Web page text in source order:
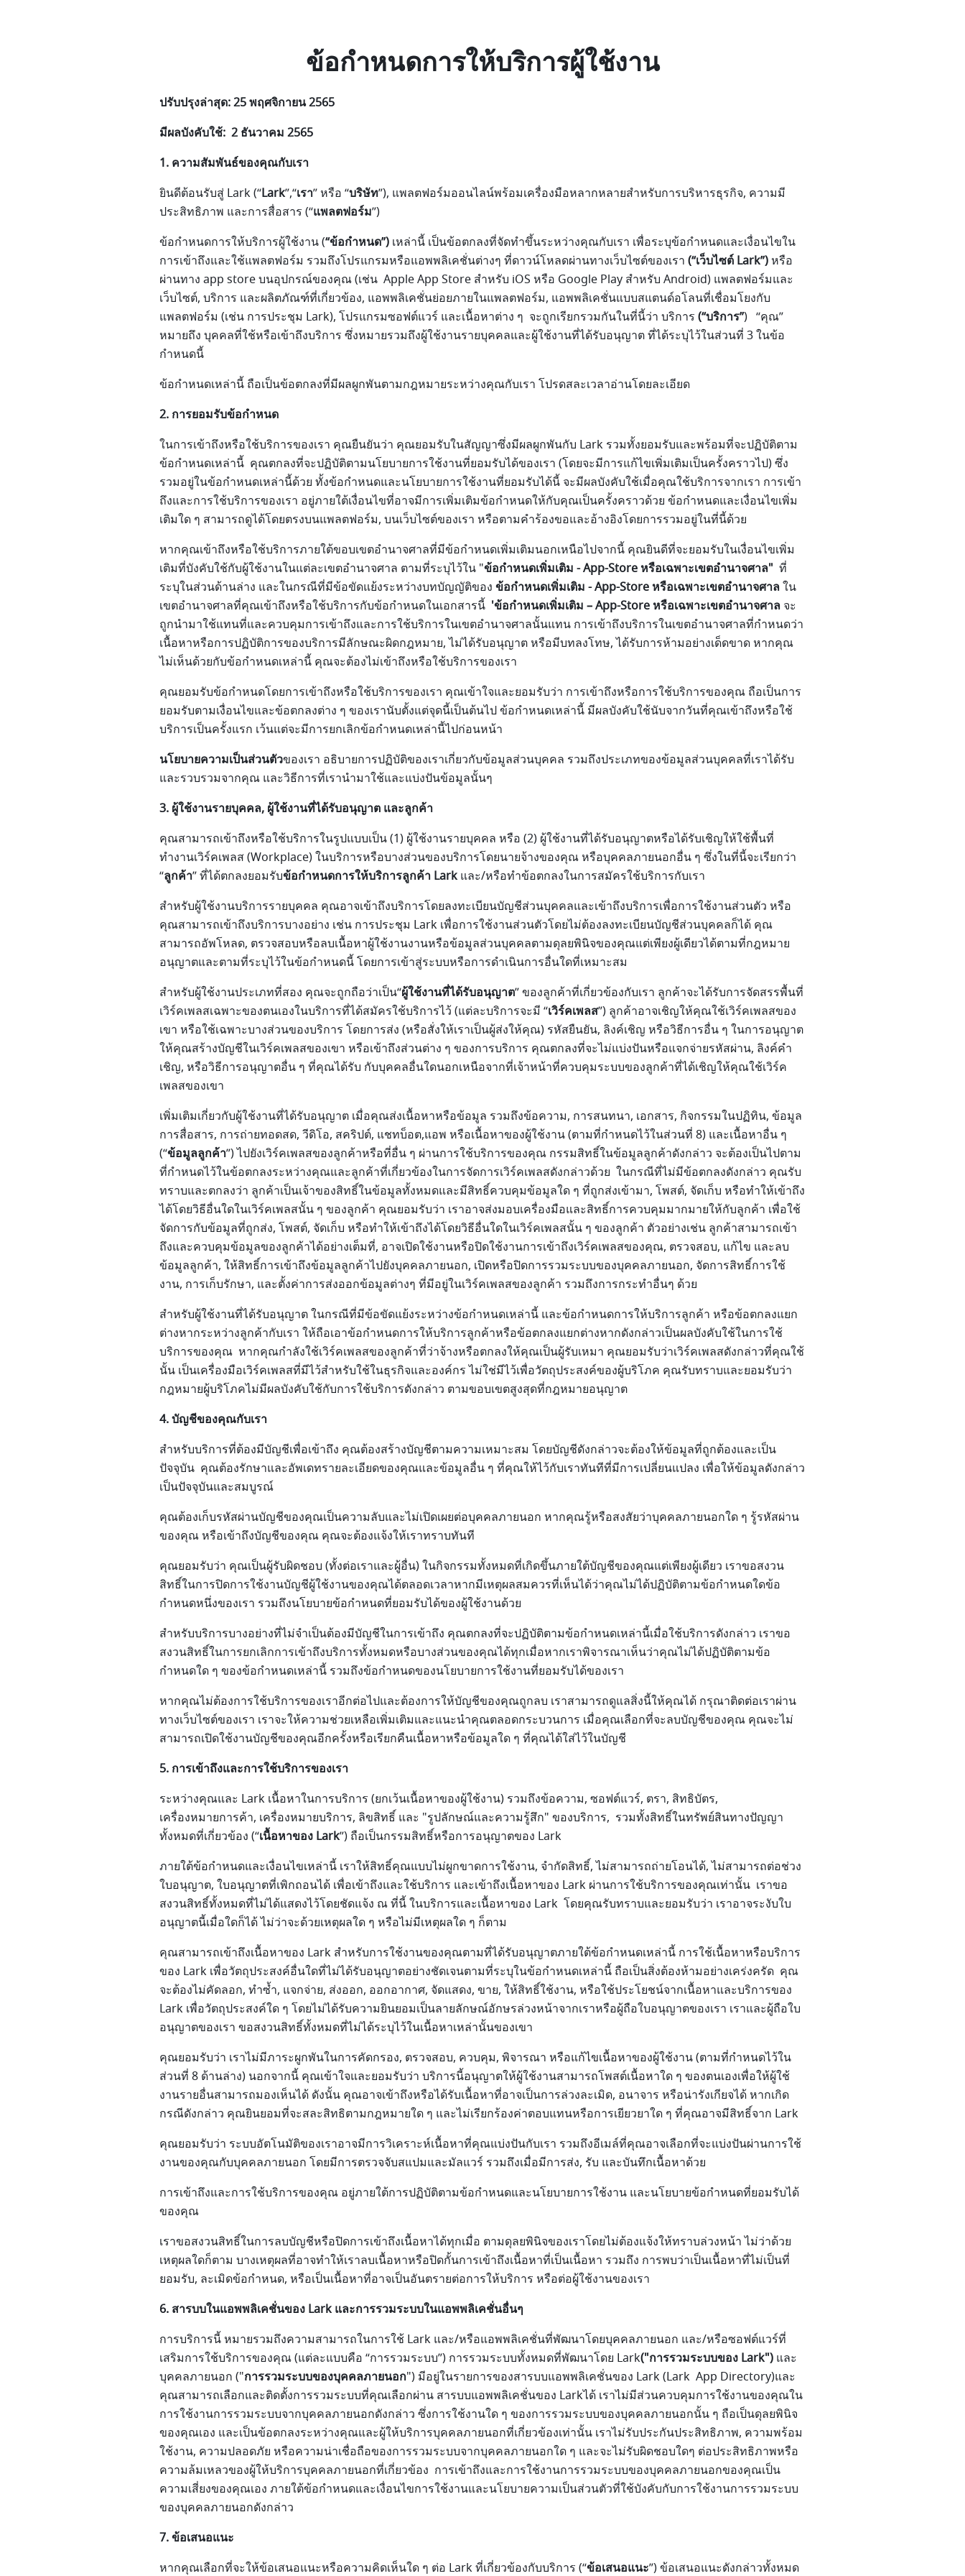
ข้อกำหนดการให้บริการผู้ใช้งาน
ปรับปรุงล่าสุด:25 พฤศจิกายน 2565
มีผลบังคับใช้: 2 ธันวาคม 2565
1. ความสัมพันธ์ของคุณกับเรา
ยินดีต้อนรับสู่ Lark (“Lark”,“เรา” หรือ “บริษัท”), แพลตฟอร์มออนไลน์พร้อมเครื่องมือหลากหลายสำหรับการบริหารธุรกิจ, ความมี
ประสิทธิภาพ และการสื่อสาร (“แพลตฟอร์ม”)
ข้อกำหนดการให้บริการผู้ใช้งาน (“ข้อกำหนด”) เหล่านี้ เป็นข้อตกลงที่จัดทำขึ้นระหว่างคุณกับเรา เพื่อระบุข้อกำหนดและเงื่อนไขใน
การเข้าถึงและใช้แพลตฟอร์ม รวมถึงโปรแกรมหรือแอพพลิเคชั่นต่างๆ ที่ดาวน์โหลดผ่านทางเว็บไซต์ของเรา (“เว็บไซต์ Lark”)หรือ
ผ่านทาง app store บนอุปกรณ์ของคุณ (เช่น Apple App Store สำหรับ iOS หรือ Google Play สำหรับ Android) แพลตฟอร์มและ
เว็บไซต์, บริการ และผลิตภัณฑ์ที่เกี่ยวข้อง, แอพพลิเคชั่นย่อยภายในแพลตฟอร์ม, แอพพลิเคชั่นแบบสแตนด์อโลนที่เชื่อมโยงกับ
แพลตฟอร์ม (เช่น การประชุม Lark), โปรแกรมซอฟต์แวร์ และเนื้อหาต่าง ๆ จะถูกเรียกรวมกันในที่นี้ว่า บริการ (“บริการ”) “คุณ”
หมายถึง บุคคลที่ใช้หรือเข้าถึงบริการ ซึ่งหมายรวมถึงผู้ใช้งานรายบุคคลและผู้ใช้งานที่ได้รับอนุญาต ที่ได้ระบุไว้ในส่วนที่ 3 ในข้อ
กำหนดนี้
ข้อกำหนดเหล่านี้ ถือเป็นข้อตกลงที่มีผลผูกพันตามกฎหมายระหว่างคุณกับเรา โปรดสละเวลาอ่านโดยละเอียด
2. การยอมรับข้อกำหนด
ในการเข้าถึงหรือใช้บริการของเรา คุณยืนยันว่า คุณยอมรับในสัญญาซึ่งมีผลผูกพันกับ Lark รวมทั้งยอมรับและพร้อมที่จะปฏิบัติตาม
ข้อกำหนดเหล่านี้ คุณตกลงที่จะปฏิบัติตามนโยบายการใช้งานที่ยอมรับได้ของเรา (โดยจะมีการแก้ไขเพิ่มเติมเป็นครั้งคราวไป) ซึ่ง
รวมอยู่ในข้อกำหนดเหล่านี้ด้วย ทั้งข้อกำหนดและนโยบายการใช้งานที่ยอมรับได้นี้ จะมีผลบังคับใช้เมื่อคุณใช้บริการจากเรา การเข้า
ถึงและการใช้บริการของเรา อยู่ภายใต้เงื่อนไขที่อาจมีการเพิ่มเติมข้อกำหนดให้กับคุณเป็นครั้งคราวด้วย ข้อกำหนดและเงื่อนไขเพิ่ม
เติมใด ๆ สามารถดูได้โดยตรงบนแพลตฟอร์ม, บนเว็บไซต์ของเรา หรือตามคำร้องขอและอ้างอิงโดยการรวมอยู่ในที่นี้ด้วย
หากคุณเข้าถึงหรือใช้บริการภายใต้ขอบเขตอำนาจศาลที่มีข้อกำหนดเพิ่มเติมนอกเหนือไปจากนี้ คุณยินดีที่จะยอมรับในเงื่อนไขเพิ่ม
เติมที่บังคับใช้กับผู้ใช้งานในแต่ละเขตอำนาจศาล ตามที่ระบุไว้ใน "ข้อกำหนดเพิ่มเติม - App-Store หรือเฉพาะเขตอำนาจศาล" ที่
ระบุในส่วนด้านล่าง และในกรณีที่มีข้อขัดแย้งระหว่างบทบัญญัติของ ข้อกำหนดเพิ่มเติม - App-Store หรือเฉพาะเขตอำนาจศาลใน
เขตอำนาจศาลที่คุณเข้าถึงหรือใช้บริการกับข้อกำหนดในเอกสารนี้ 'ข้อกำหนดเพิ่มเติม – App-Store หรือเฉพาะเขตอำนาจศาล จะ
ถูกนำมาใช้แทนที่และควบคุมการเข้าถึงและการใช้บริการในเขตอำนาจศาลนั้นแทน การเข้าถึงบริการในเขตอำนาจศาลที่กำหนดว่า
เนื้อหาหรือการปฏิบัติการของบริการมีลักษณะผิดกฎหมาย, ไม่ได้รับอนุญาต หรือมีบทลงโทษ, ได้รับการห้ามอย่างเด็ดขาด หากคุณ
ไม่เห็นด้วยกับข้อกำหนดเหล่านี้ คุณจะต้องไม่เข้าถึงหรือใช้บริการของเรา
คุณยอมรับข้อกำหนดโดยการเข้าถึงหรือใช้บริการของเรา คุณเข้าใจและยอมรับว่า การเข้าถึงหรือการใช้บริการของคุณ ถือเป็นการ
ยอมรับตามเงื่อนไขและข้อตกลงต่าง ๆ ของเรานับตั้งแต่จุดนี้เป็นต้นไป ข้อกำหนดเหล่านี้ มีผลบังคับใช้นับจากวันที่คุณเข้าถึงหรือใช้
บริการเป็นครั้งแรก เว้นแต่จะมีการยกเลิกข้อกำหนดเหล่านี้ไปก่อนหน้า
นโยบายความเป็นส่วนตัวของเรา อธิบายการปฏิบัติของเราเกี่ยวกับข้อมูลส่วนบุคคล รวมถึงประเภทของข้อมูลส่วนบุคคลที่เราได้รับ
และรวบรวมจากคุณ และวิธีการที่เรานำมาใช้และแบ่งปันข้อมูลนั้นๆ
3. ผู้ใช้งานรายบุคคล, ผู้ใช้งานที่ได้รับอนุญาต และลูกค้า
คุณสามารถเข้าถึงหรือใช้บริการในรูปแบบเป็น (1) ผู้ใช้งานรายบุคคล หรือ (2) ผู้ใช้งานที่ได้รับอนุญาตหรือได้รับเชิญให้ใช้พื้นที่
ทำงานเวิร์คเพลส (Workplace) ในบริการหรือบางส่วนของบริการโดยนายจ้างของคุณ หรือบุคคลภายนอกอื่น ๆ ซึ่งในที่นี้จะเรียกว่า
“ลูกค้า” ที่ได้ตกลงยอมรับข้อกำหนดการให้บริการลูกค้า Lark และ/หรือทำข้อตกลงในการสมัครใช้บริการกับเรา
สำหรับผู้ใช้งานบริการรายบุคคล คุณอาจเข้าถึงบริการโดยลงทะเบียนบัญชีส่วนบุคคลและเข้าถึงบริการเพื่อการใช้งานส่วนตัว หรือ
คุณสามารถเข้าถึงบริการบางอย่าง เช่น การประชุม Lark เพื่อการใช้งานส่วนตัวโดยไม่ต้องลงทะเบียนบัญชีส่วนบุคคลก็ได้ คุณ
สามารถอัพโหลด, ตรวจสอบหรือลบเนื้อหาผู้ใช้งานงานหรือข้อมูลส่วนบุคคลตามดุลยพินิจของคุณแต่เพียงผู้เดียวได้ตามที่กฎหมาย
อนุญาตและตามที่ระบุไว้ในข้อกำหนดนี้ โดยการเข้าสู่ระบบหรือการดำเนินการอื่นใดที่เหมาะสม
สำหรับผู้ใช้งานประเภทที่สอง คุณจะถูกถือว่าเป็น“ผู้ใช้งานที่ได้รับอนุญาต” ของลูกค้าที่เกี่ยวข้องกับเรา ลูกค้าจะได้รับการจัดสรรพื้นที่
เวิร์คเพลสเฉพาะของตนเองในบริการที่ได้สมัครใช้บริการไว้ (แต่ละบริการจะมี “เวิร์คเพลส”) ลูกค้าอาจเชิญให้คุณใช้เวิร์คเพลสของ
เขา หรือใช้เฉพาะบางส่วนของบริการ โดยการส่ง (หรือสั่งให้เราเป็นผู้ส่งให้คุณ) รหัสยืนยัน, ลิงค์เชิญ หรือวิธีการอื่น ๆ ในการอนุญาต
ให้คุณสร้างบัญชีในเวิร์คเพลสของเขา หรือเข้าถึงส่วนต่าง ๆ ของการบริการ คุณตกลงที่จะไม่แบ่งปันหรือแจกจ่ายรหัสผ่าน, ลิงค์คำ
เชิญ, หรือวิธีการอนุญาตอื่น ๆ ที่คุณได้รับ กับบุคคลอื่นใดนอกเหนือจากที่เจ้าหน้าที่ควบคุมระบบของลูกค้าที่ได้เชิญให้คุณใช้เวิร์ค
เพลสของเขา
เพิ่มเติมเกี่ยวกับผู้ใช้งานที่ได้รับอนุญาต เมื่อคุณส่งเนื้อหาหรือข้อมูล รวมถึงข้อความ, การสนทนา, เอกสาร, กิจกรรมในปฏิทิน, ข้อมูล
การสื่อสาร, การถ่ายทอดสด, วีดิโอ, สคริปต์, แชทบ็อต,แอพ หรือเนื้อหาของผู้ใช้งาน (ตามที่กำหนดไว้ในส่วนที่ 8) และเนื้อหาอื่น ๆ
(“ข้อมูลลูกค้า”) ไปยังเวิร์คเพลสของลูกค้าหรือที่อื่น ๆ ผ่านการใช้บริการของคุณ กรรมสิทธิ์ในข้อมูลลูกค้าดังกล่าว จะต้องเป็นไปตาม
ที่กำหนดไว้ในข้อตกลงระหว่างคุณและลูกค้าที่เกี่ยวข้องในการจัดการเวิร์คเพลสดังกล่าวด้วย ในกรณีที่ไม่มีข้อตกลงดังกล่าว คุณรับ
ทราบและตกลงว่า ลูกค้าเป็นเจ้าของสิทธิ์ในข้อมูลทั้งหมดและมีสิทธิ์ควบคุมข้อมูลใด ๆ ที่ถูกส่งเข้ามา, โพสต์, จัดเก็บ หรือทำให้เข้าถึง
ได้โดยวิธีอื่นใดในเวิร์คเพลสนั้น ๆ ของลูกค้า คุณยอมรับว่า เราอาจส่งมอบเครื่องมือและสิทธิ์การควบคุมมากมายให้กับลูกค้า เพื่อใช้
จัดการกับข้อมูลที่ถูกส่ง, โพสต์, จัดเก็บ หรือทำให้เข้าถึงได้โดยวิธีอื่นใดในเวิร์คเพลสนั้น ๆ ของลูกค้า ตัวอย่างเช่น ลูกค้าสามารถเข้า
ถึงและควบคุมข้อมูลของลูกค้าได้อย่างเต็มที่, อาจเปิดใช้งานหรือปิดใช้งานการเข้าถึงเวิร์คเพลสของคุณ, ตรวจสอบ, แก้ไข และลบ
ข้อมูลลูกค้า, ให้สิทธิ์การเข้าถึงข้อมูลลูกค้าไปยังบุคคลภายนอก, เปิดหรือปิดการรวมระบบของบุคคลภายนอก, จัดการสิทธิ์การใช้
งาน, การเก็บรักษา, และตั้งค่าการส่งออกข้อมูลต่างๆ ที่มีอยู่ในเวิร์คเพลสของลูกค้า รวมถึงการกระทำอื่นๆ ด้วย
สำหรับผู้ใช้งานที่ได้รับอนุญาต ในกรณีที่มีข้อขัดแย้งระหว่างข้อกำหนดเหล่านี้ และข้อกำหนดการให้บริการลูกค้า หรือข้อตกลงแยก
ต่างหากระหว่างลูกค้ากับเรา ให้ถือเอาข้อกำหนดการให้บริการลูกค้าหรือข้อตกลงแยกต่างหากดังกล่าวเป็นผลบังคับใช้ในการใช้
บริการของคุณ หากคุณกำลังใช้เวิร์คเพลสของลูกค้าที่ว่าจ้างหรือตกลงให้คุณเป็นผู้รับเหมา คุณยอมรับว่าเวิร์คเพลสดังกล่าวที่คุณใช้
นั้น เป็นเครื่องมือเวิร์คเพลสที่มีไว้สำหรับใช้ในธุรกิจและองค์กร ไม่ใช่มีไว้เพื่อวัตถุประสงค์ของผู้บริโภค คุณรับทราบและยอมรับว่า
กฎหมายผู้บริโภคไม่มีผลบังคับใช้กับการใช้บริการดังกล่าว ตามขอบเขตสูงสุดที่กฎหมายอนุญาต
4. บัญชีของคุณกับเรา
สำหรับบริการที่ต้องมีบัญชีเพื่อเข้าถึง คุณต้องสร้างบัญชีตามความเหมาะสม โดยบัญชีดังกล่าวจะต้องให้ข้อมูลที่ถูกต้องและเป็น
ปัจจุบัน คุณต้องรักษาและอัพเดทรายละเอียดของคุณและข้อมูลอื่น ๆ ที่คุณให้ไว้กับเราทันทีที่มีการเปลี่ยนแปลง เพื่อให้ข้อมูลดังกล่าว
เป็นปัจจุบันและสมบูรณ์
คุณต้องเก็บรหัสผ่านบัญชีของคุณเป็นความลับและไม่เปิดเผยต่อบุคคลภายนอก หากคุณรู้หรือสงสัยว่าบุคคลภายนอกใด ๆ รู้รหัสผ่าน
ของคุณ หรือเข้าถึงบัญชีของคุณ คุณจะต้องแจ้งให้เราทราบทันที
คุณยอมรับว่า คุณเป็นผู้รับผิดชอบ (ทั้งต่อเราและผู้อื่น) ในกิจกรรมทั้งหมดที่เกิดขึ้นภายใต้บัญชีของคุณแต่เพียงผู้เดียว เราขอสงวน
สิทธิ์ในการปิดการใช้งานบัญชีผู้ใช้งานของคุณได้ตลอดเวลาหากมีเหตุผลสมควรที่เห็นได้ว่าคุณไม่ได้ปฏิบัติตามข้อกำหนดใดข้อ
กำหนดหนึ่งของเรา รวมถึงนโยบายข้อกำหนดที่ยอมรับได้ของผู้ใช้งานด้วย
สำหรับบริการบางอย่างที่ไม่จำเป็นต้องมีบัญชีในการเข้าถึง คุณตกลงที่จะปฏิบัติตามข้อกำหนดเหล่านี้เมื่อใช้บริการดังกล่าว เราขอ
สงวนสิทธิ์ในการยกเลิกการเข้าถึงบริการทั้งหมดหรือบางส่วนของคุณได้ทุกเมื่อหากเราพิจารณาเห็นว่าคุณไม่ได้ปฏิบัติตามข้อ
กำหนดใด ๆ ของข้อกำหนดเหล่านี้ รวมถึงข้อกำหนดของนโยบายการใช้งานที่ยอมรับได้ของเรา
หากคุณไม่ต้องการใช้บริการของเราอีกต่อไปและต้องการให้บัญชีของคุณถูกลบ เราสามารถดูแลสิ่งนี้ให้คุณได้ กรุณาติดต่อเราผ่าน
ทางเว็บไซต์ของเรา เราจะให้ความช่วยเหลือเพิ่มเติมและแนะนำคุณตลอดกระบวนการ เมื่อคุณเลือกที่จะลบบัญชีของคุณ คุณจะไม่
สามารถเปิดใช้งานบัญชีของคุณอีกครั้งหรือเรียกคืนเนื้อหาหรือข้อมูลใด ๆ ที่คุณได้ใส่ไว้ในบัญชี
5. การเข้าถึงและการใช้บริการของเรา
ระหว่างคุณและ Lark เนื้อหาในการบริการ (ยกเว้นเนื้อหาของผู้ใช้งาน) รวมถึงข้อความ, ซอฟต์แวร์, ตรา, สิทธิบัตร,
เครื่องหมายการค้า, เครื่องหมายบริการ, ลิขสิทธิ์ และ "รูปลักษณ์และความรู้สึก" ของบริการ, รวมทั้งสิทธิ์ในทรัพย์สินทางปัญญา
ทั้งหมดที่เกี่ยวข้อง (“เนื้อหาของ Lark”) ถือเป็นกรรมสิทธิ์หรือการอนุญาตของ Lark
ภายใต้ข้อกำหนดและเงื่อนไขเหล่านี้ เราให้สิทธิ์คุณแบบไม่ผูกขาดการใช้งาน, จำกัดสิทธิ์, ไม่สามารถถ่ายโอนได้, ไม่สามารถต่อช่วง
ใบอนุญาต, ใบอนุญาตที่เพิกถอนได้ เพื่อเข้าถึงและใช้บริการ และเข้าถึงเนื้อหาของ Lark ผ่านการใช้บริการของคุณเท่านั้น เราขอ
สงวนสิทธิ์ทั้งหมดที่ไม่ได้แสดงไว้โดยชัดแจ้ง ณ ที่นี้ ในบริการและเนื้อหาของ Lark โดยคุณรับทราบและยอมรับว่า เราอาจระงับใบ
อนุญาตนี้เมื่อใดก็ได้ ไม่ว่าจะด้วยเหตุผลใด ๆ หรือไม่มีเหตุผลใด ๆ ก็ตาม
คุณสามารถเข้าถึงเนื้อหาของ Lark สำหรับการใช้งานของคุณตามที่ได้รับอนุญาตภายใต้ข้อกำหนดเหล่านี้ การใช้เนื้อหาหรือบริการ
ของ Lark เพื่อวัตถุประสงค์อื่นใดที่ไม่ได้รับอนุญาตอย่างชัดเจนตามที่ระบุในข้อกำหนดเหล่านี้ ถือเป็นสิ่งต้องห้ามอย่างเคร่งครัด คุณ
จะต้องไม่คัดลอก, ทำซ้ำ, แจกจ่าย, ส่งออก, ออกอากาศ, จัดแสดง, ขาย, ให้สิทธิ์ใช้งาน, หรือใช้ประโยชน์จากเนื้อหาและบริการของ
Lark เพื่อวัตถุประสงค์ใด ๆ โดยไม่ได้รับความยินยอมเป็นลายลักษณ์อักษรล่วงหน้าจากเราหรือผู้ถือใบอนุญาตของเรา เราและผู้ถือใบ
อนุญาตของเรา ขอสงวนสิทธิ์ทั้งหมดที่ไม่ได้ระบุไว้ในเนื้อหาเหล่านั้นของเขา
คุณยอมรับว่า เราไม่มีภาระผูกพันในการคัดกรอง, ตรวจสอบ, ควบคุม, พิจารณา หรือแก้ไขเนื้อหาของผู้ใช้งาน (ตามที่กำหนดไว้ใน
ส่วนที่ 8 ด้านล่าง) นอกจากนี้ คุณเข้าใจและยอมรับว่า บริการนี้อนุญาตให้ผู้ใช้งานสามารถโพสต์เนื้อหาใด ๆ ของตนเองเพื่อให้ผู้ใช้
งานรายอื่นสามารถมองเห็นได้ ดังนั้น คุณอาจเข้าถึงหรือได้รับเนื้อหาที่อาจเป็นการล่วงละเมิด, อนาจาร หรือน่ารังเกียจได้ หากเกิด
กรณีดังกล่าว คุณยินยอมที่จะสละสิทธิตามกฎหมายใด ๆ และไม่เรียกร้องค่าตอบแทนหรือการเยียวยาใด ๆ ที่คุณอาจมีสิทธิ์จาก Lark
คุณยอมรับว่า ระบบอัตโนมัติของเราอาจมีการวิเคราะห์เนื้อหาที่คุณแบ่งปันกับเรา รวมถึงอีเมล์ที่คุณอาจเลือกที่จะแบ่งปันผ่านการใช้
งานของคุณกับบุคคลภายนอก โดยมีการตรวจจับสแปมและมัลแวร์ รวมถึงเมื่อมีการส่ง, รับ และบันทึกเนื้อหาด้วย
การเข้าถึงและการใช้บริการของคุณ อยู่ภายใต้การปฏิบัติตามข้อกำหนดและนโยบายการใช้งาน และนโยบายข้อกำหนดที่ยอมรับได้
ของคุณ
เราขอสงวนสิทธิ์ในการลบบัญชีหรือปิดการเข้าถึงเนื้อหาได้ทุกเมื่อ ตามดุลยพินิจของเราโดยไม่ต้องแจ้งให้ทราบล่วงหน้า ไม่ว่าด้วย
เหตุผลใดก็ตาม บางเหตุผลที่อาจทำให้เราลบเนื้อหาหรือปิดกั้นการเข้าถึงเนื้อหาที่เป็นเนื้อหา รวมถึง การพบว่าเป็นเนื้อหาที่ไม่เป็นที่
ยอมรับ, ละเมิดข้อกำหนด, หรือเป็นเนื้อหาที่อาจเป็นอันตรายต่อการให้บริการ หรือต่อผู้ใช้งานของเรา
6. สารบบในแอพพลิเคชั่นของ Lark และการรวมระบบในแอพพลิเคชั่นอื่นๆ
การบริการนี้ หมายรวมถึงความสามารถในการใช้ Lark และ/หรือแอพพลิเคชั่นที่พัฒนาโดยบุคคลภายนอก และ/หรือซอฟต์แวร์ที่
เสริมการใช้บริการของคุณ (แต่ละแบบคือ “การรวมระบบ”) การรวมระบบทั้งหมดที่พัฒนาโดย Lark("การรวมระบบของ Lark") และ
บุคคลภายนอก ("การรวมระบบของบุคคลภายนอก") มีอยู่ในรายการของสารบบแอพพลิเคชั่นของ Lark (Lark App Directory)และ
คุณสามารถเลือกและติดตั้งการรวมระบบที่คุณเลือกผ่าน สารบบแอพพลิเคชั่นของ Larkได้ เราไม่มีส่วนควบคุมการใช้งานของคุณใน
การใช้งานการรวมระบบจากบุคคลภายนอกดังกล่าว ซึ่งการใช้งานใด ๆ ของการรวมระบบของบุคคลภายนอกนั้น ๆ ถือเป็นดุลยพินิจ
ของคุณเอง และเป็นข้อตกลงระหว่างคุณและผู้ให้บริการบุคคลภายนอกที่เกี่ยวข้องเท่านั้น เราไม่รับประกันประสิทธิภาพ, ความพร้อม
ใช้งาน, ความปลอดภัย หรือความน่าเชื่อถือของการรวมระบบจากบุคคลภายนอกใด ๆ และจะไม่รับผิดชอบใดๆ ต่อประสิทธิภาพหรือ
ความล้มเหลวของผู้ให้บริการบุคคลภายนอกที่เกี่ยวข้อง การเข้าถึงและการใช้งานการรวมระบบของบุคคลภายนอกของคุณเป็น
ความเสี่ยงของคุณเอง ภายใต้ข้อกำหนดและเงื่อนไขการใช้งานและนโยบายความเป็นส่วนตัวที่ใช้บังคับกับการใช้งานการรวมระบบ
ของบุคคลภายนอกดังกล่าว
7. ข้อเสนอแนะ
หากคุณเลือกที่จะให้ข้อเสนอแนะหรือความคิดเห็นใด ๆ ต่อ Lark ที่เกี่ยวข้องกับบริการ (“ข้อเสนอแนะ”) ข้อเสนอแนะดังกล่าวทั้งหมด